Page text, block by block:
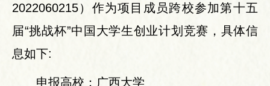
2022060215）作为项目成员跨校参加第十五
届“挑战杯”中国大学生创业计划竞赛，具体信
息如下:
申报高校：广西大学